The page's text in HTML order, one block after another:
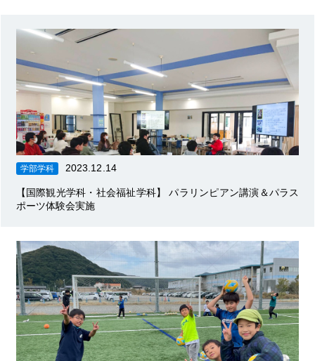
学部学科 2023.12.14
【国際観光学科・社会福祉学科】 パラリンピアン講演＆パラス
ポーツ体験会実施